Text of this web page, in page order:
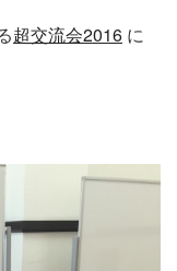
超交流会2016 に